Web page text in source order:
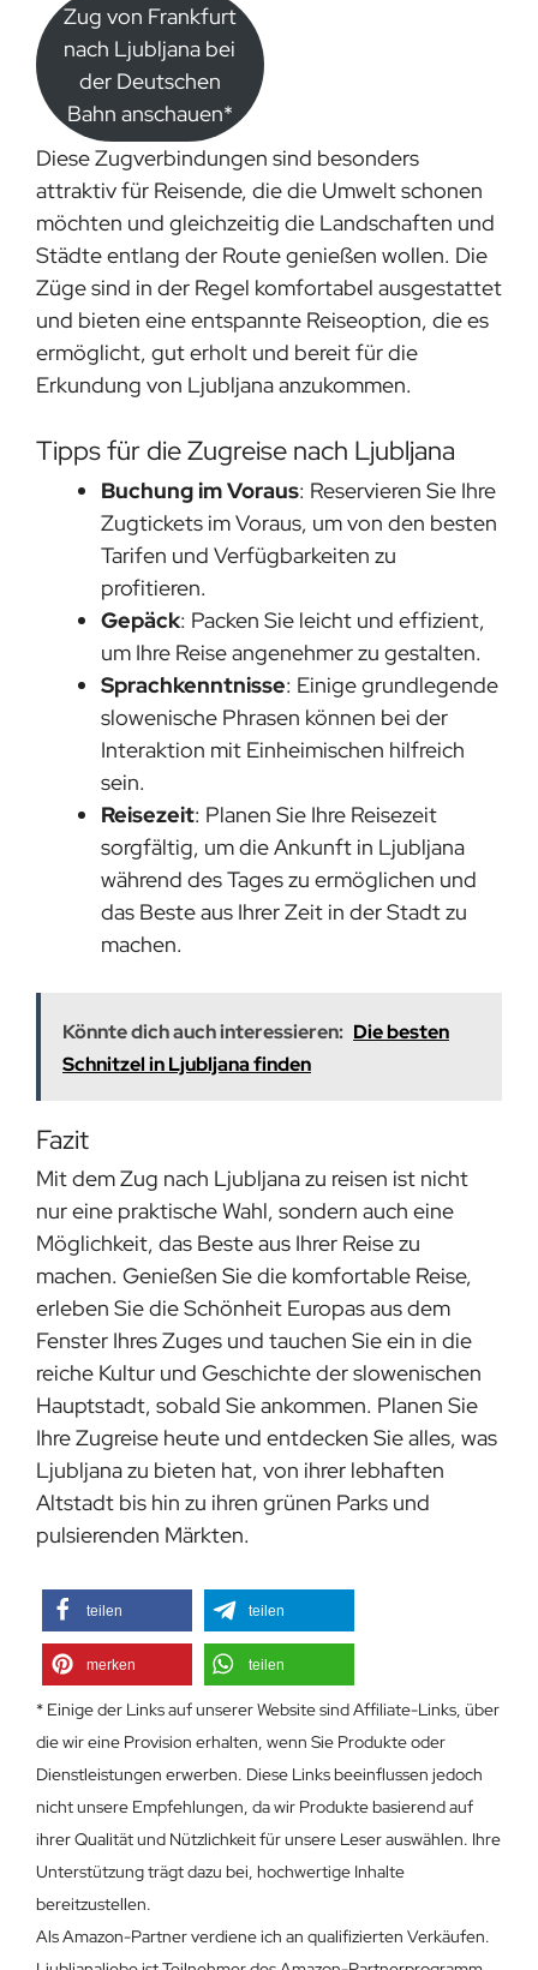
Zug von Frankfurt
nach Ljubljana bei
der Deutschen
Bahn anschauen*
Diese Zugverbindungen sind besonders
attraktiv für Reisende, die die Umwelt schonen
möchten und gleichzeitig die Landschaften und
Städte entlang der Route genießen wollen. Die
Züge sind in der Regel komfortabel ausgestattet
und bieten eine entspannte Reiseoption, die es
ermöglicht, gut erholt und bereit für die
Erkundung von Ljubljana anzukommen.
Tipps für die Zugreise nach Ljubljana
Buchung im Voraus: Reservieren Sie Ihre
Zugtickets im Voraus, um von den besten
Tarifen und Verfügbarkeiten zu
profitieren.
Gepäck: Packen Sie leicht und effizient,
um Ihre Reise angenehmer zu gestalten.
Sprachkenntnisse: Einige grundlegende
slowenische Phrasen können bei der
Interaktion mit Einheimischen hilfreich
sein.
Reisezeit: Planen Sie Ihre Reisezeit
sorgfältig, um die Ankunft in Ljubljana
während des Tages zu ermöglichen und
das Beste aus Ihrer Zeit in der Stadt zu
machen.
Könnte dich auch interessieren: Die besten
Schnitzel in Ljubljana finden
Fazit
Mit dem Zug nach Ljubljana zu reisen ist nicht
nur eine praktische Wahl, sondern auch eine
Möglichkeit, das Beste aus Ihrer Reise zu
machen. Genießen Sie die komfortable Reise,
erleben Sie die Schönheit Europas aus dem
Fenster Ihres Zuges und tauchen Sie ein in die
reiche Kultur und Geschichte der slowenischen
Hauptstadt, sobald Sie ankommen. Planen Sie
Ihre Zugreise heute und entdecken Sie alles, was
Ljubljana zu bieten hat, von ihrer lebhaften
Altstadt bis hin zu ihren grünen Parks und
pulsierenden Märkten.
teilen teilen
merken teilen
* Einige der Links auf unserer Website sind Affiliate-Links, über
die wir eine Provision erhalten, wenn Sie Produkte oder
Dienstleistungen erwerben. Diese Links beeinflussen jedoch
nicht unsere Empfehlungen, da wir Produkte basierend auf
ihrer Qualität und Nützlichkeit für unsere Leser auswählen. Ihre
Unterstützung trägt dazu bei, hochwertige Inhalte
bereitzustellen.
Als Amazon-Partner verdiene ich an qualifizierten Verkäufen.